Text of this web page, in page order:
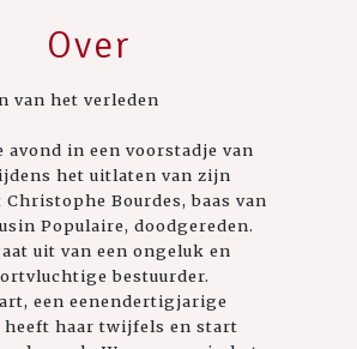
Over
van het verleden
avond in een voorstadje van
het uitlaten van zijn
Bourdes, baas van
Populaire, doodgereden.
uit van een ongeluk en
bestuurder.
een eenendertigjarige
heeft haar twijfels en start